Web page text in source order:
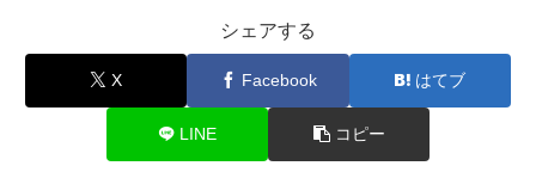
シェアする
X Facebook はてブ
LINE コピー